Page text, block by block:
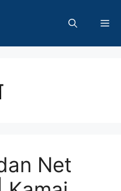
Net